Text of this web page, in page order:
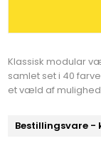
Klassisk modular
samlet set i 40
et væld af
Bestillingsvare